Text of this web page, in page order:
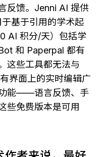
反馈。Jenni AI 提供
基于引用的学术起
AI 积分/天）包括学
和 Paperpal 都有
这些工具都无法与
界面上的实时编辑广
能——语言反馈、手
免费版本是可用